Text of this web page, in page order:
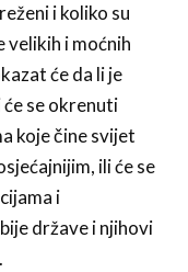
i koliko su
velikih i moćnih
će da li je
će se okrenuti
koje čine svijet
ili će se
i
države i njihovi